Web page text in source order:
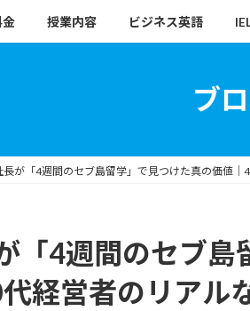
金 授業内容 ビジネス英語
ブ
が「4週間のセブ島留学」で見つけた真の価値｜
「4週間のセブ島
経営者のリアル